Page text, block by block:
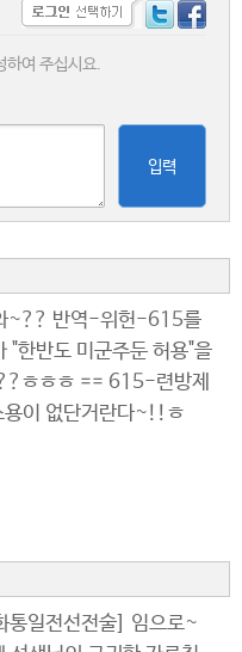
하여 주십시요.
입력
~?? 반역-위헌-615를
한반도 미군주둔 허용"을
ㅎㅎㅎ == 615-련방제
용이 없단거란다~!!ㅎ
통일전선전술] 임으로~